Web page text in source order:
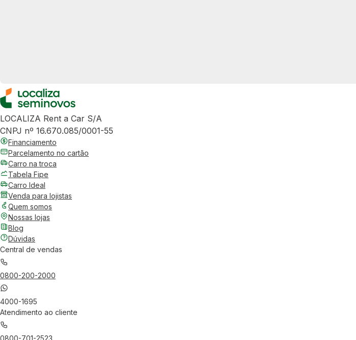
LOCALIZA Rent a Car S/A
CNPJ nº 16.670.085/0001-55
Financiamento
Parcelamento no cartão
Carro na troca
Tabela Fipe
Carro Ideal
Venda para lojistas
Quem somos
Nossas lojas
Blog
Dúvidas
Central de vendas
0800-200-2000
4000-1695
Atendimento ao cliente
0800-701-2523